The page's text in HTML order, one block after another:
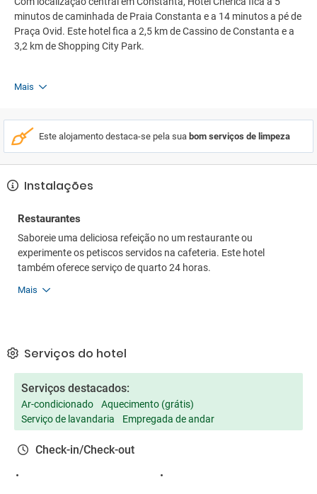
minutos de caminhada de Praia Constanta e a 14 minutos a pé de
Praça Ovid. Este hotel fica a 2,5 km de Cassino de Constanta e a
3,2 km de Shopping City Park.
Mais
Este alojamento destaca-se pela sua bom serviços de limpeza
Instalações
Restaurantes
Saboreie uma deliciosa refeição no um restaurante ou
experimente os petiscos servidos na cafeteria. Este hotel
também oferece serviço de quarto 24 horas.
Mais
Serviços do hotel
Serviços destacados:
Ar-condicionado
Aquecimento (grátis)
Serviço de lavandaria
Empregada de andar
Check-in/Check-out